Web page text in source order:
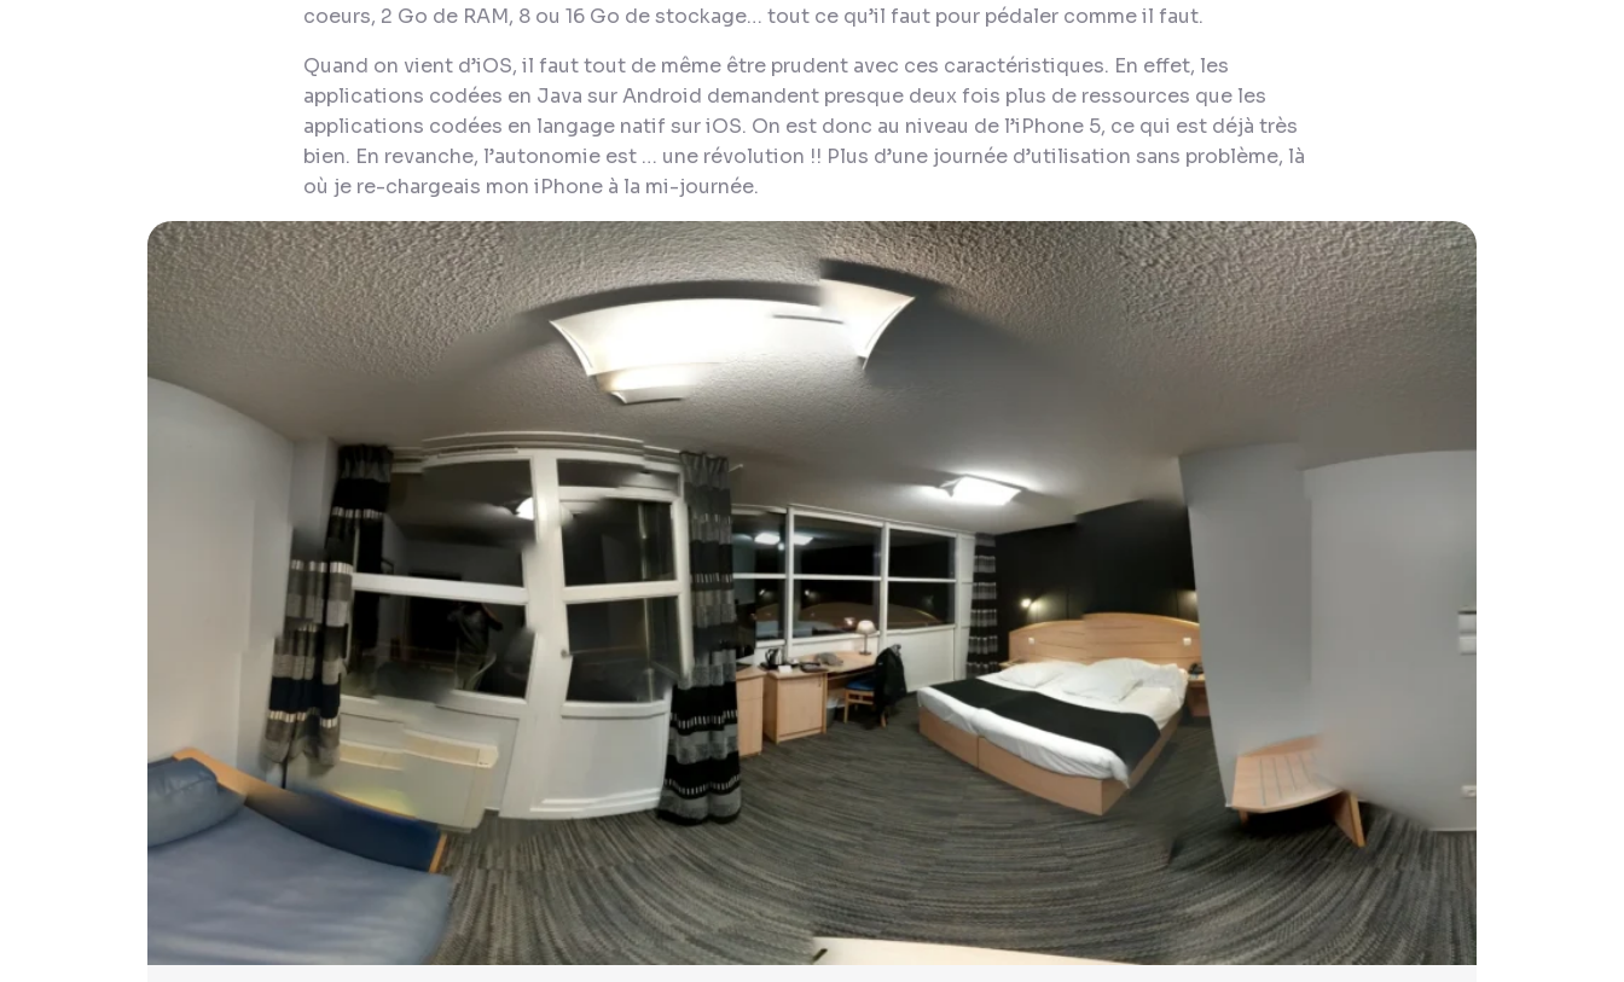
coeurs, 2 Go de RAM, 8 ou 16 Go de stockage… tout ce qu’il faut pour pédaler comme il faut.
Quand on vient d’iOS, il faut tout de même être prudent avec ces caractéristiques. En effet, les
applications codées en Java sur Android demandent presque deux fois plus de ressources que les
applications codées en langage natif sur iOS. On est donc au niveau de l’iPhone 5, ce qui est déjà très
bien. En revanche, l’autonomie est … une révolution !! Plus d’une journée d’utilisation sans problème, là
où je re-chargeais mon iPhone à la mi-journée.